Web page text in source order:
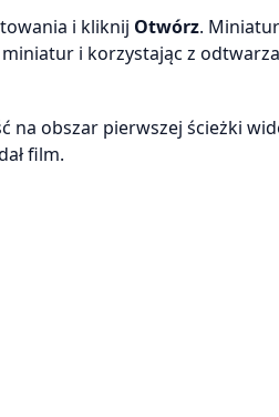
i kliknij Otwórz.
i korzystając z
obszar pierwszej ścieżki
film.